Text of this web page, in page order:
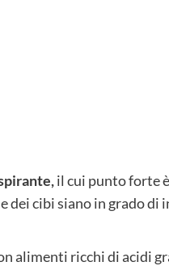
il cui punto forte
dei cibi siano in grado
alimenti ricchi di acidi